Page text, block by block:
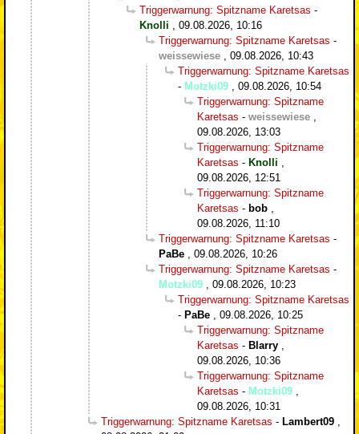
Triggerwarnung: Spitzname Karetsas -
Knolli , 09.08.2026, 10:16
Triggerwarnung: Spitzname Karetsas -
weissewiese , 09.08.2026, 10:43
Triggerwarnung: Spitzname Karetsas
- Motzki09 , 09.08.2026, 10:54
Triggerwarnung: Spitzname
Karetsas - weissewiese ,
09.08.2026, 13:03
Triggerwarnung: Spitzname
Karetsas - Knolli ,
09.08.2026, 12:51
Triggerwarnung: Spitzname
Karetsas - bob ,
09.08.2026, 11:10
Triggerwarnung: Spitzname Karetsas -
PaBe , 09.08.2026, 10:26
Triggerwarnung: Spitzname Karetsas -
Motzki09 , 09.08.2026, 10:23
Triggerwarnung: Spitzname Karetsas
- PaBe , 09.08.2026, 10:25
Triggerwarnung: Spitzname
Karetsas - Blarry ,
09.08.2026, 10:36
Triggerwarnung: Spitzname
Karetsas - Motzki09 ,
09.08.2026, 10:31
Triggerwarnung: Spitzname Karetsas - Lambert09 ,